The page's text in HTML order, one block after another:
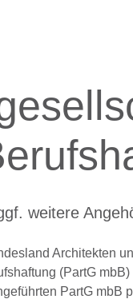
weitere
Architekten
(PartG
PartG mbB